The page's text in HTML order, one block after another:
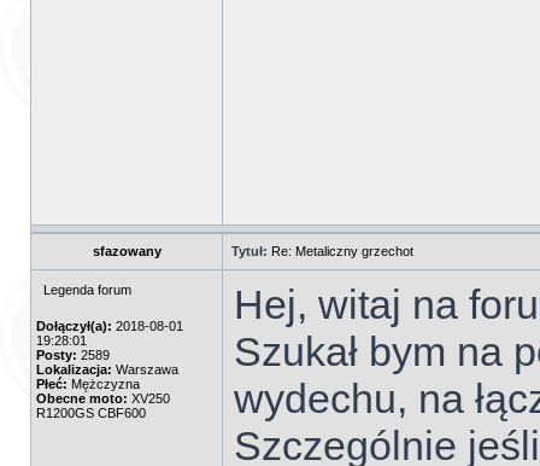
sfazowany Tytuł: Re: Metaliczny grzechot
Legenda forum
Dołączył(a): 2018-08-01
19:28:01
Posty: 2589
Lokalizacja: Warszawa
Płeć: Mężczyzna
Obecne moto: XV250
R1200GS CBF600
Hej, witaj na
Szukał bym na
wydechu, na
Szczególnie